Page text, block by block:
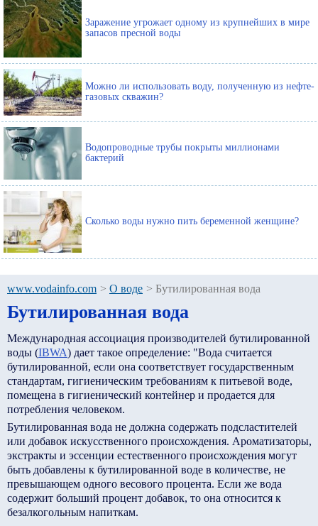
Заражение угрожает одному из крупнейших в мире
запасов пресной воды
Можно ли использовать воду, полученную из нефте-
газовых скважин?
Водопроводные трубы покрыты миллионами
бактерий
Сколько воды нужно пить беременной женщине?
www.vodainfo.com > О воде > Бутилированная вода
Бутилированная вода
Международная ассоциация производителей бутилированной
воды (IBWA) дает такое определение: "Вода считается
бутилированной, если она соответствует государственным
стандартам, гигиеническим требованиям к питьевой воде,
помещена в гигиенический контейнер и продается для
потребления человеком.
Бутилированная вода не должна содержать подсластителей
или добавок искусственного происхождения. Ароматизаторы,
экстракты и эссенции естественного происхождения могут
быть добавлены к бутилированной воде в количестве, не
превышающем одного весового процента. Если же вода
содержит больший процент добавок, то она относится к
безалкогольным напиткам.